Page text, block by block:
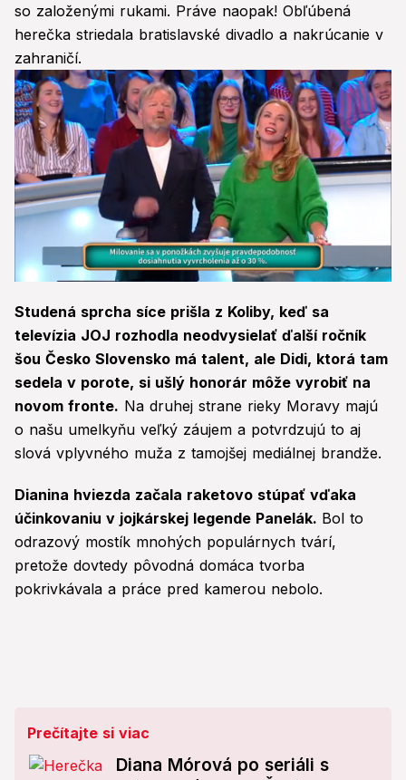
so založenými rukami. Práve naopak! Obľúbená
herečka striedala bratislavské divadlo a nakrúcanie v
zahraničí.
of
51
seconds
Studená sprcha síce prišla z Koliby, keď sa
televízia JOJ rozhodla neodvysielať ďalší ročník
šou Česko Slovensko má talent, ale Didi, ktorá tam
sedela v porote, si ušlý honorár môže vyrobiť na
novom fronte. Na druhej strane rieky Moravy majú
o našu umelkyňu veľký záujem a potvrdzujú to aj
slová vplyvného muža z tamojšej mediálnej brandže.
Dianina hviezda začala raketovo stúpať vďaka
účinkovaniu v jojkárskej legende Panelák. Bol to
odrazový mostík mnohých populárnych tvárí,
pretože dovtedy pôvodná domáca tvorba
pokrivkávala a práce pred kamerou nebolo.
Prečítajte si viac
Diana Mórová po seriáli s